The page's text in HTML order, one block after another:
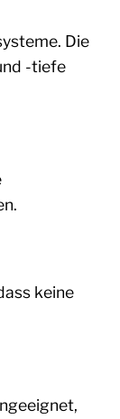
Die
-tiefe
keine